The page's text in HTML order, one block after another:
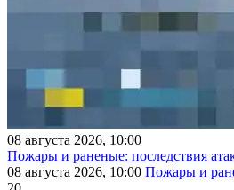
08 августа 2026, 10:00
Пожары и раненые: последствия
08 августа 2026, 10:00 Пожары и